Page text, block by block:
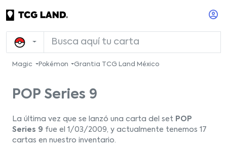
Magic Pokémon Grantia TCG Land México
POP Series 9
La última vez que se lanzó una carta del set POP
Series 9 fue el 1/03/2009, y actualmente tenemos 17
cartas en nuestro inventario.